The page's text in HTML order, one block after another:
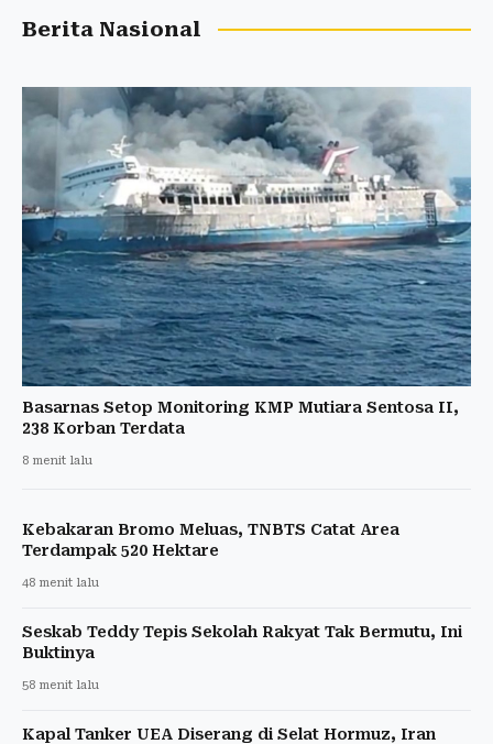
Berita Nasional
Basarnas Setop Monitoring KMP Mutiara Sentosa II,
238 Korban Terdata
8 menit lalu
Kebakaran Bromo Meluas, TNBTS Catat Area
Terdampak 520 Hektare
48 menit lalu
Seskab Teddy Tepis Sekolah Rakyat Tak Bermutu, Ini
Buktinya
58 menit lalu
Kapal Tanker UEA Diserang di Selat Hormuz, Iran